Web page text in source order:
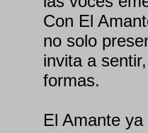
Con El
no solo
invita a
formas.
El Amante